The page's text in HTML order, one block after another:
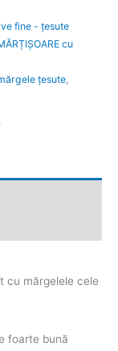
fine - țesute
cu
ţesute
cu mărgelele cele
foarte bună